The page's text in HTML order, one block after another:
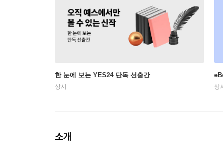
한 눈에 보는 YES24 단독 선출간
상시 상
소개